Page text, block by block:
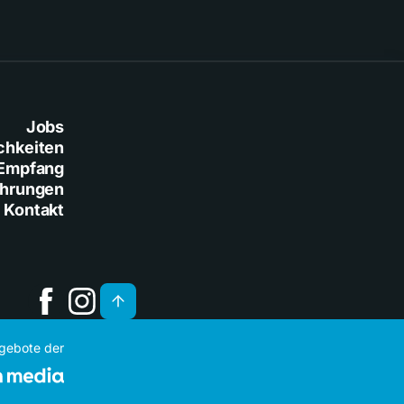
Jobs
Kontakt
der